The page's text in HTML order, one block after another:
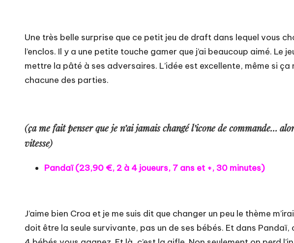
Une très belle surprise que ce petit jeu de draft dans lequel vous
l’enclos. Il y a une petite touche gamer que j’ai beaucoup aimé.
mettre la pâté à ses adversaires. L’idée est excellente, même si
chacune des parties.
(ça me fait penser que je n’ai jamais changé l’icone de commande…
vitesse)
Pandaï (23,90 €, 2 à 4 joueurs, 7 ans et +, 30 minutes)
J’aime bien Croa et je me suis dit que changer un peu le thème
doit être la seule survivante, pas un de ses bébés. Et dans